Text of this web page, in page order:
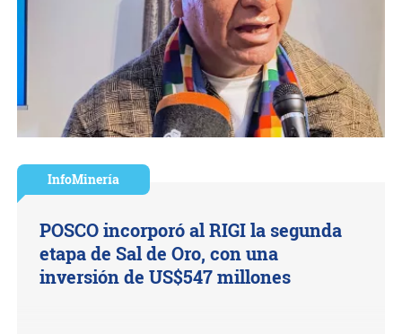
InfoMinería
POSCO incorporó al RIGI la segunda
etapa de Sal de Oro, con una
inversión de US$547 millones